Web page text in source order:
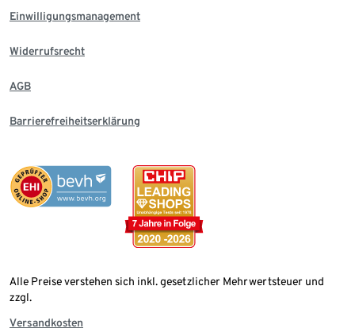
Einwilligungsmanagement
Widerrufsrecht
AGB
Barrierefreiheitserklärung
Alle Preise verstehen sich inkl. gesetzlicher Mehrwertsteuer und
zzgl.
Versandkosten